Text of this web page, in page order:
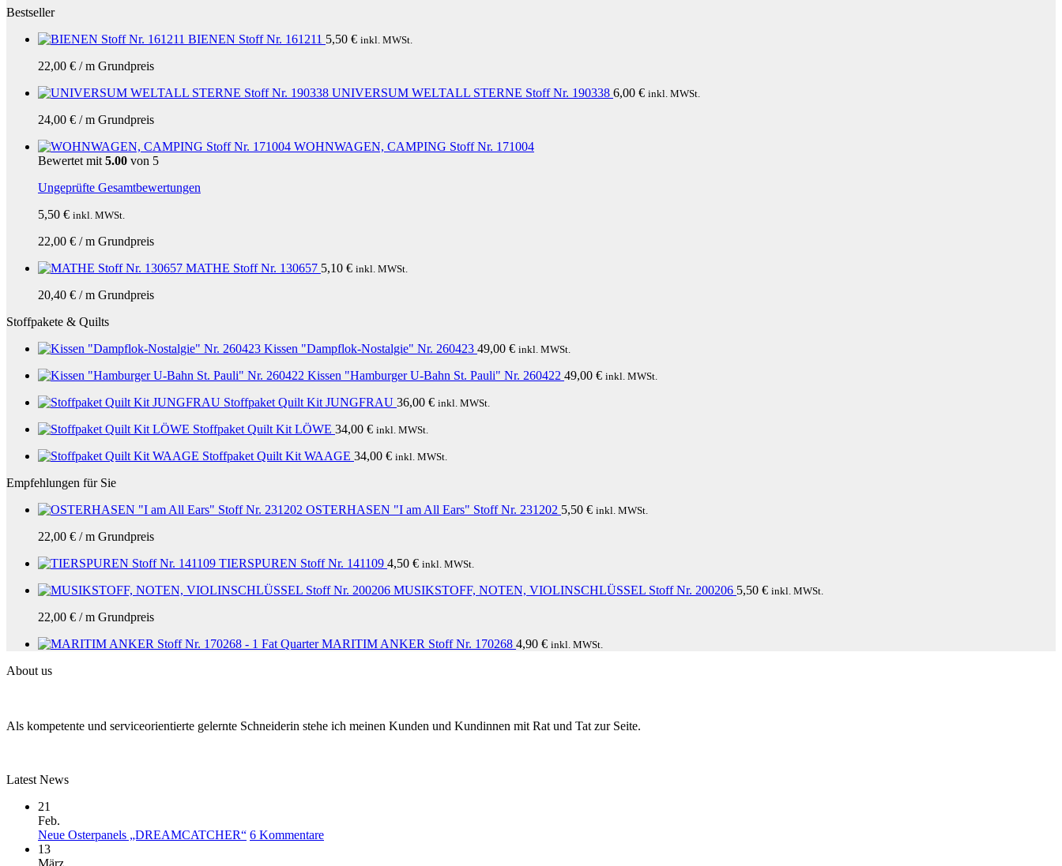
Bestseller
BIENEN Stoff Nr. 161211 5,50 € inkl. MWSt.
22,00 € /m Grundpreis
UNIVERSUM WELTALL STERNE Stoff Nr. 190338 6,00 € inkl. MWSt.
24,00 € /m Grundpreis
WOHNWAGEN, CAMPING Stoff Nr. 171004
Bewertet mit 5.00 von 5
Ungeprüfte Gesamtbewertungen
5,50 € inkl. MWSt.
22,00 € /m Grundpreis
MATHE Stoff Nr. 130657 5,10 € inkl. MWSt.
20,40 € /m Grundpreis
Stoffpakete & Quilts
Kissen "Dampflok-Nostalgie" Nr. 260423 49,00 € inkl. MWSt.
Kissen "Hamburger U-Bahn St. Pauli" Nr. 260422 49,00 € inkl. MWSt.
Stoffpaket Quilt Kit JUNGFRAU 36,00 € inkl. MWSt.
Stoffpaket Quilt Kit LÖWE 34,00 € inkl. MWSt.
Stoffpaket Quilt Kit WAAGE 34,00 € inkl. MWSt.
Empfehlungen für Sie
OSTERHASEN "I am All Ears" Stoff Nr. 231202 5,50 € inkl. MWSt.
22,00 € /m Grundpreis
TIERSPUREN Stoff Nr. 141109 4,50 € inkl. MWSt.
MUSIKSTOFF, NOTEN, VIOLINSCHLÜSSEL Stoff Nr. 200206 5,50 € inkl. MWSt.
22,00 € /m Grundpreis
MARITIM ANKER Stoff Nr. 170268 4,90 € inkl. MWSt.
About us
Als kompetente und serviceorientierte gelernte Schneiderin stehe ich meinen Kunden und Kundinnen mit Rat und Tat zur Seite.
Latest News
21
Feb.
Neue Osterpanels „DREAMCATCHER“ 6 Kommentarezu
13
März